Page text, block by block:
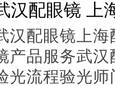
汉配眼镜 上
汉配眼镜上
产品服务武
光流程验光